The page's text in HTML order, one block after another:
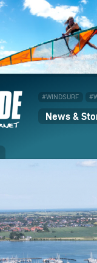
#WINDSURF
News &